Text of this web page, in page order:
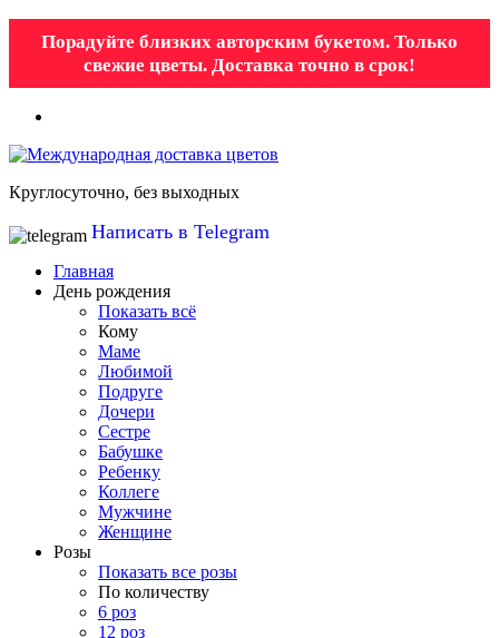
Порадуйте близких авторским букетом. Только
свежие цветы. Доставка точно в срок!
Круглосуточно, без выходных
Написать в Telegram
Главная
День рождения
Показать всё
Кому
Маме
Любимой
Подруге
Дочери
Сестре
Бабушке
Ребенку
Коллеге
Мужчине
Женщине
Розы
Показать все розы
По количеству
6 роз
12 роз